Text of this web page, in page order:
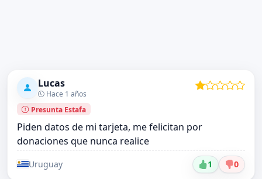
Lucas
Hace 1 años
Presunta Estafa
Piden datos de mi tarjeta, me felicitan por
donaciones que nunca realice
Uruguay 1 0